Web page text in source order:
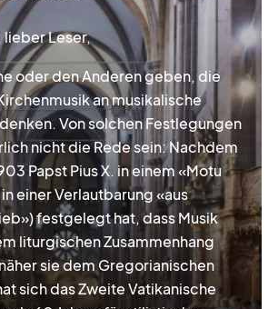
lieber Leser,
oder den Anderen geben, die
an musikalische
Von solchen Festlegungen
nicht die Rede sein: Nachdem
Papst Pius X. in einem «Motu
einer Verlautbarung «aus
festgelegt hat, dass Musik
liturgischen Zusammenhang
sie dem Gregorianischen
sich das Zweite Vatikanische